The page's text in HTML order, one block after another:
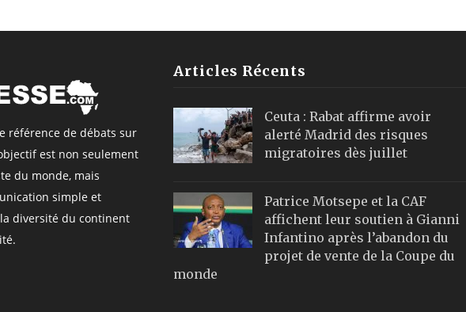
référence de débats sur
est non seulement
du monde, mais
simple et
diversité du continent
Articles Récents
Ceuta : Rabat affirme avoir
alerté Madrid des risques
migratoires dès juillet
Patrice Motsepe et la CAF
affichent leur soutien à Gianni
Infantino après l’abandon du
projet de vente de la Coupe du
monde